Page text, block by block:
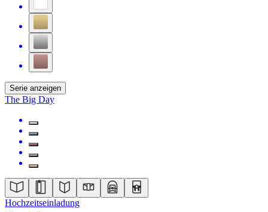
Serie anzeigen
The Big Day
Hochzeitseinladung